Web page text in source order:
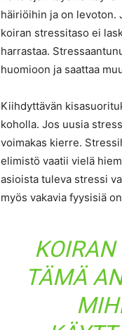
häiriöihin ja on levoton.
koiran stressitaso ei
harrastaa.
huomioon ja saattaa
Kiihdyttävän
koholla. Jos uusia
voimakas kierre.
elimistö vaatii vielä
asioista tuleva stressi
myös vakavia fyysisiä
TÄMÄ